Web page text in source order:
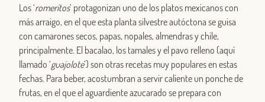
Los ‘romeritos’ protagonizan uno de los platos mexicanos con
más arraigo, en el que esta planta silvestre autóctona se guisa
con camarones secos, papas, nopales, almendras y chile,
principalmente. El bacalao, los tamales y el pavo relleno (aquí
llamado ‘guajolote’) son otras recetas muy populares en estas
fechas. Para beber, acostumbran a servir caliente un ponche de
frutas, en el que el aguardiente azucarado se prepara con